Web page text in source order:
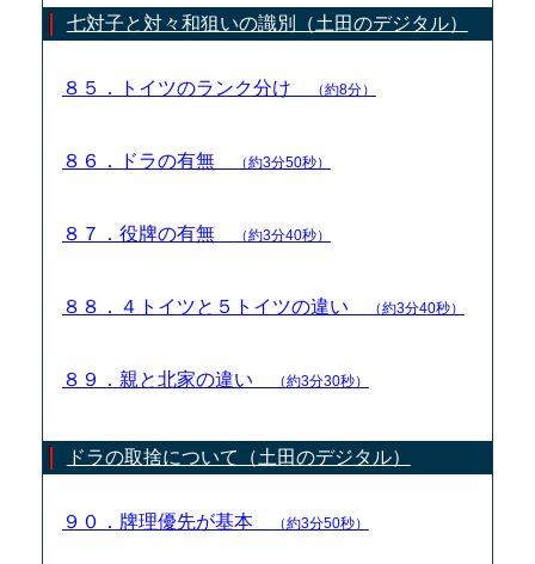
七対子と対々和狙いの識別（土田のデジタル）
８５．トイツのランク分け （約8分）
８６．ドラの有無 （約3分50秒）
８７．役牌の有無 （約3分40秒）
８８．４トイツと５トイツの違い （約3分40秒）
８９．親と北家の違い （約3分30秒）
ドラの取捨について（土田のデジタル）
９０．牌理優先が基本 （約3分50秒）